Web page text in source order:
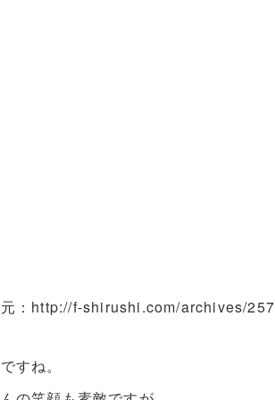
：http://f-shirushi.com/archives/
すね。